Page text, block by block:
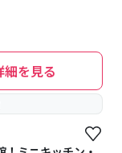
細を見る